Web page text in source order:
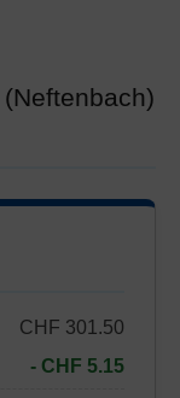
CHF 301.50
- CHF 5.15